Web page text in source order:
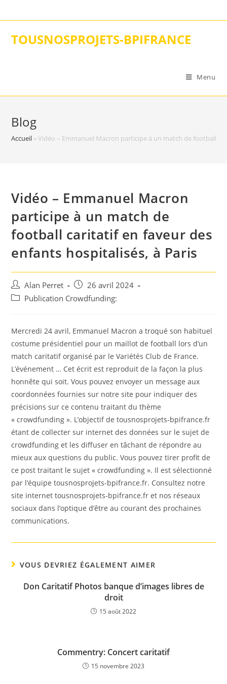
to
TOUSNOSPROJETS-BPIFRANCE
Menu
Blog
Accueil »Vidéo – Emmanuel Macron participe à un match de football
Vidéo – Emmanuel Macron
participe à un match de
football caritatif en faveur des
enfants hospitalisés, à Paris
Auteur/autrice
de
Alan Perret
Post
published:
26 avril 2024
PostPublication Crowdfunding:
Mercredi 24 avril, Emmanuel Macron a troqué son habituel
costume présidentiel pour un maillot de football lors d’un
match caritatif organisé par le Variétés Club de France.
L’événement … Cet écrit est reproduit de la façon la plus
honnête qui soit. Vous pouvez envoyer un message aux
coordonnées fournies sur notre site pour indiquer des
précisions sur ce contenu traitant du thème
« crowdfunding ». L’objectif de tousnosprojets-bpifrance.fr
étant de collecter sur internet des données sur le sujet de
crowdfunding et les diffuser en tâchant de répondre au
mieux aux questions du public. Vous pouvez tirer profit de
ce post traitant le sujet « crowdfunding ». Il est sélectionné
par l’équipe tousnosprojets-bpifrance.fr. Consultez notre
site internet tousnosprojets-bpifrance.fr et nos réseaux
sociaux dans l’optique d’être au courant des prochaines
communications.
VOUS DEVRIEZ ÉGALEMENT AIMER
Don Caritatif Photos banque d’images libres de
droit
15 août 2022
Commentry: Concert caritatif
15 novembre 2023